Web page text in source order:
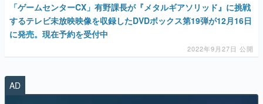
「ゲームセンターCX」有野課長が『メタルギアソリッド』に挑戦
するテレビ未放映映像を収録したDVDボックス第19弾が12月16日
に発売。現在予約を受付中
2022年9月27日 公開
AD